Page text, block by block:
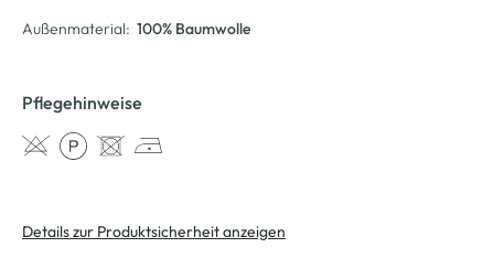
Außenmaterial: 100% Baumwolle
Pflegehinweise
Details zur Produktsicherheit anzeigen